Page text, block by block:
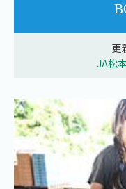
更
JA松